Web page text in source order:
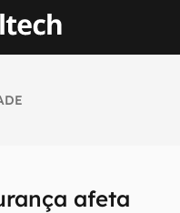
afeta
em primeira